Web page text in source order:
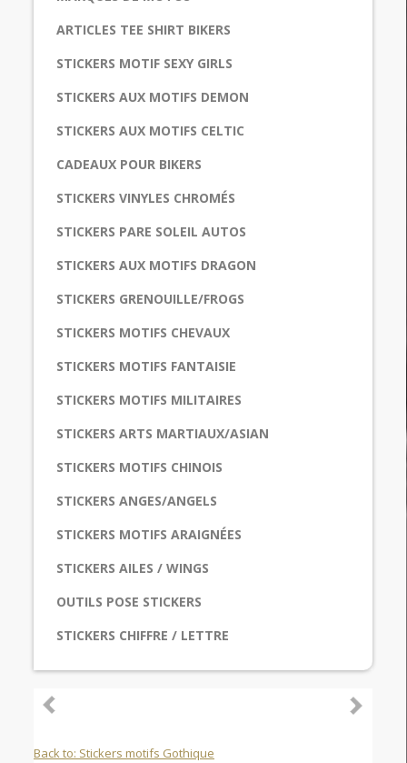
ARTICLES TEE SHIRT BIKERS
STICKERS MOTIF SEXY GIRLS
STICKERS AUX MOTIFS DEMON
STICKERS AUX MOTIFS CELTIC
CADEAUX POUR BIKERS
STICKERS VINYLES CHROMÉS
STICKERS PARE SOLEIL AUTOS
STICKERS AUX MOTIFS DRAGON
STICKERS GRENOUILLE/FROGS
STICKERS MOTIFS CHEVAUX
STICKERS MOTIFS FANTAISIE
STICKERS MOTIFS MILITAIRES
STICKERS ARTS MARTIAUX/ASIAN
STICKERS MOTIFS CHINOIS
STICKERS ANGES/ANGELS
STICKERS MOTIFS ARAIGNÉES
STICKERS AILES / WINGS
OUTILS POSE STICKERS
STICKERS CHIFFRE / LETTRE
Back to: Stickers motifs Gothique